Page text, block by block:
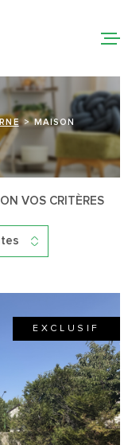
NOS
NOTRE
LIGNE
CONTACT
MAISON
VOS CRITÈRES
EXCLUSIF